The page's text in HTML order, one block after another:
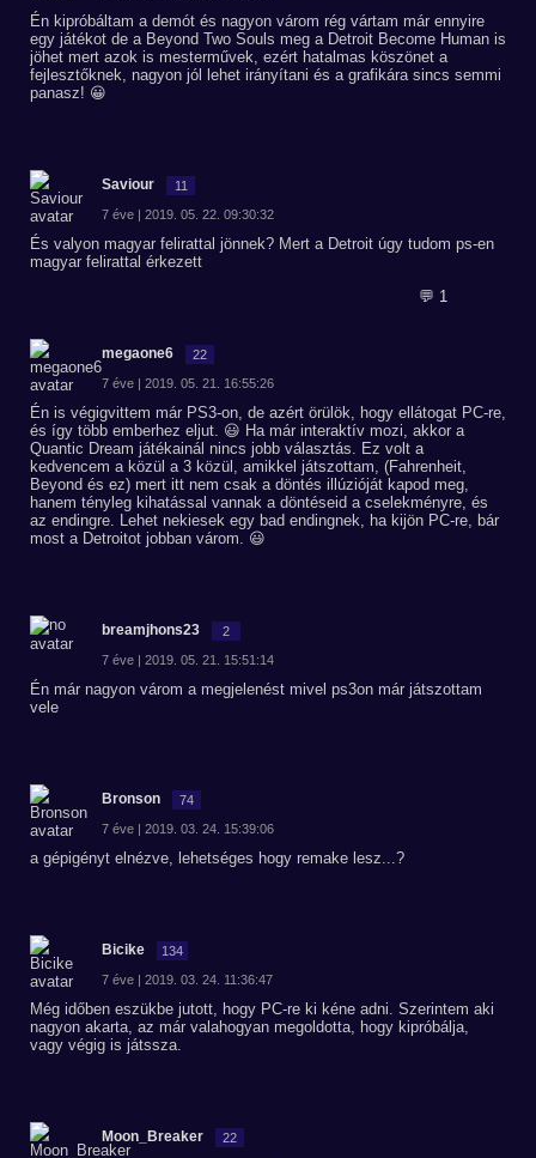
Én kipróbáltam a demót és nagyon várom rég vártam már ennyire
egy játékot de a Beyond Two Souls meg a Detroit Become Human is
jöhet mert azok is mesterművek, ezért hatalmas köszönet a
fejlesztőknek, nagyon jól lehet irányítani és a grafikára sincs semmi
panasz! 😀
Saviour 11
7 éve | 2019. 05. 22. 09:30:32
És valyon magyar felirattal jönnek? Mert a Detroit úgy tudom ps-en
magyar felirattal érkezett
💬 1
megaone6 22
7 éve | 2019. 05. 21. 16:55:26
Én is végigvittem már PS3-on, de azért örülök, hogy ellátogat PC-re,
és így több emberhez eljut. 😃 Ha már interaktív mozi, akkor a
Quantic Dream játékainál nincs jobb választás. Ez volt a
kedvencem a közül a 3 közül, amikkel játszottam, (Fahrenheit,
Beyond és ez) mert itt nem csak a döntés illúzióját kapod meg,
hanem tényleg kihatással vannak a döntéseid a cselekményre, és
az endingre. Lehet nekiesek egy bad endingnek, ha kijön PC-re, bár
most a Detroitot jobban várom. 😃
breamjhons23 2
7 éve | 2019. 05. 21. 15:51:14
Én már nagyon várom a megjelenést mivel ps3on már játszottam
vele
Bronson 74
7 éve | 2019. 03. 24. 15:39:06
a gépigényt elnézve, lehetséges hogy remake lesz...?
Bicike 134
7 éve | 2019. 03. 24. 11:36:47
Még időben eszükbe jutott, hogy PC-re ki kéne adni. Szerintem aki
nagyon akarta, az már valahogyan megoldotta, hogy kipróbálja,
vagy végig is játssza.
Moon_Breaker 22